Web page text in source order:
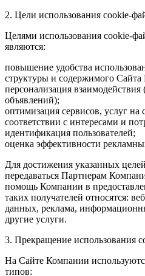
2. Цели использования cookie-
Целями использования cookie-
являются:
повышение удобства
структуры и содержимого
персонализация взаимодействия
объявлений);
оптимизация сервисов, услуг на
соответствии с интересами и
идентификация пользователей;
оценка эффективности
Для достижения указанных
передаваться Партнерам
помощь Компании в
таких получателей относятся:
данных, реклама,
другие услуги.
3. Прекращение использования
На Сайте Компании
типов: